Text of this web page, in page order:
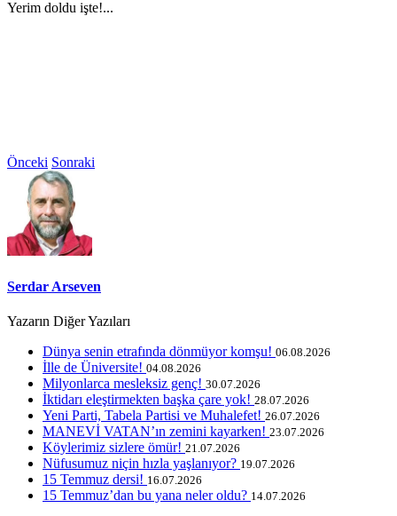
Yerim doldu işte!...
Önceki Sonraki
Serdar Arseven
Yazarın Diğer Yazıları
Dünya senin etrafında dönmüyor komşu! 06.08.2026
İlle de Üniversite! 04.08.2026
Milyonlarca mesleksiz genç! 30.07.2026
İktidarı eleştirmekten başka çare yok! 28.07.2026
Yeni Parti, Tabela Partisi ve Muhalefet! 26.07.2026
MANEVİ VATAN’ın zemini kayarken! 23.07.2026
Köylerimiz sizlere ömür! 21.07.2026
Nüfusumuz niçin hızla yaşlanıyor? 19.07.2026
15 Temmuz dersi! 16.07.2026
15 Temmuz’dan bu yana neler oldu? 14.07.2026